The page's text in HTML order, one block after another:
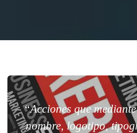
“Acciones que
nombre, logotipo,